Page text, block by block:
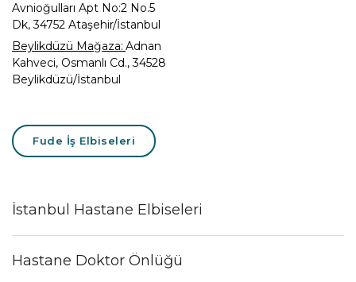
Avnioğulları Apt No:2 No.5
Dk, 34752 Ataşehir/İstanbul
Beylikdüzü Mağaza: Adnan
Kahveci, Osmanlı Cd., 34528
Beylikdüzü/İstanbul
Fude İş Elbiseleri
İstanbul Hastane Elbiseleri
Hastane Doktor Önlüğü